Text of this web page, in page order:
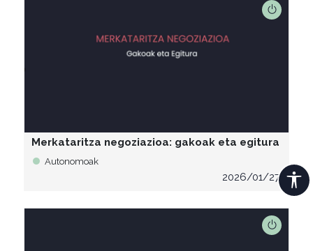
Merkataritza negoziazioa: gakoak eta egitura
Autonomoak
2026/01/27